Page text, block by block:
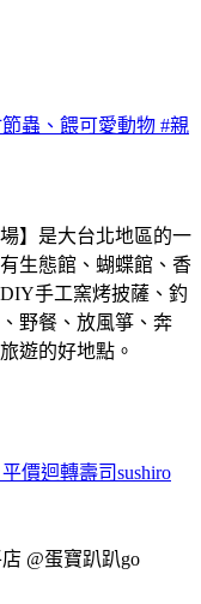
蟲、餵可愛動物 #親
】是大台北地區的一
生態館、蝴蝶館、香
手工窯烤披薩、釣
野餐、放風箏、奔
遊的好地點。
價迴轉壽司sushiro